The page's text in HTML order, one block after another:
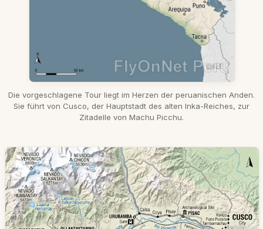
Die vorgeschlagene Tour liegt im Herzen der peruanischen Anden.
Sie führt von Cusco, der Hauptstadt des alten Inka-Reiches, zur
Zitadelle von Machu Picchu.